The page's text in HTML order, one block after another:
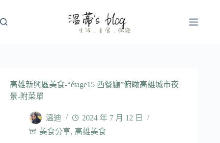
至
高雄新興區美食-“étage15 西餐廳”俯瞰高雄城市夜
景-附菜單
溫迪
2024 年 7 月 12 日
美食分享, 高雄美食